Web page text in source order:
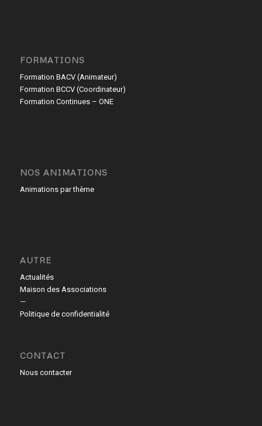
FORMATIONS
Formation BACV (Animateur)
Formation BCCV (Coordinateur)
Formation Continues – ONE
NOS ANIMATIONS
Animations par thème
AUTRE
Actualités
Maison des Associations
—
Politique de confidentialité
CONTACT
Nous contacter